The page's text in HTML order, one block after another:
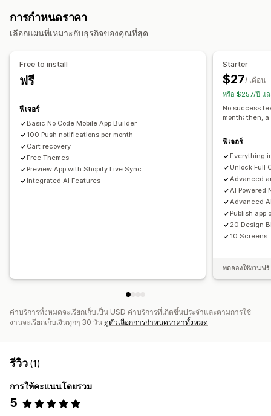
หน้าตะกร้าสินค้า หน้าสินค้า
เครื่องมือแก้ไขการลากและวาง คอลเลกชัน
การแจ้งเตือนแบบพุช
สินค้ากลับเข้าสต็อก
การโปรโมท Rich Media ตามกำหนดเวลา
การแจ้งเตือนพนักงาน
การกำหนดราคา
เลือกแผนที่เหมาะกับธุรกิจของคุณที่สุด
Free to install
ฟรี
ฟีเจอร์
Basic No Code Mobile App Builder
100 Push notifications per month
Cart recovery
Free Themes
Preview App with Shopify Live Sync
Integrated AI Features
Starter
$27/ เดือน
หรือ $257/ปี แล
No success
month; then,
ฟีเจอร์
Everything
Unlock Full
Advanced
AI Powered
Advanced
Publish app
20 Design
10 Screens
ทดลองใช้งานฟ
ค่าบริการทั้งหมดจะเรียกเก็บเป็น USD ค่าบริการที่เกิดขึ้นประจำและตามการใช้
งานจะเรียกเก็บเงินทุกๆ 30 วัน ดูตัวเลือกการกำหนดราคาทั้งหมด
รีวิว (1)
การให้คะแนนโดยรวม
5